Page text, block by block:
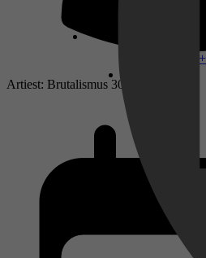
Disney+
Artiest: Brutalismus 3000